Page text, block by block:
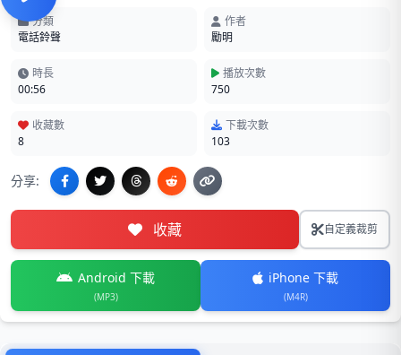
分類
電話鈴聲
作者
勵明
時長
00:56
播放次數
750
收藏數
8
下載次數
103
分享:
收藏 自定義裁剪
Android 下載
(MP3)
iPhone 下載
(M4R)